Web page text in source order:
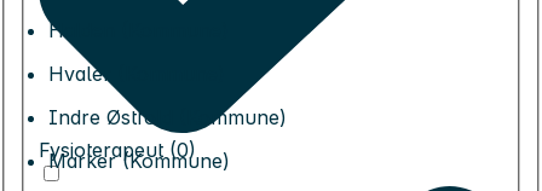
Halden (Kommune)
Hvaler (Kommune)
Indre Østfold (Kommune)
Marker (Kommune)
Fysioterapeut (0)